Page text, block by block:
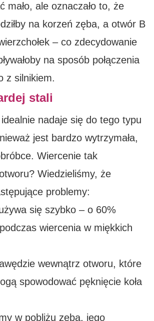
mało, ale oznaczało to, że
na korzeń zęba, a otwór B
– co zdecydowanie
na sposób połączenia
z silnikiem.
stali
nadaje się do tego typu
jest bardzo wytrzymała,
Wiercenie tak
Wiedzieliśmy, że
problemy:
się szybko – o 60%
wiercenia w miękkich
wewnątrz otworu, które
spowodować pęknięcie koła
w pobliżu zęba, jego